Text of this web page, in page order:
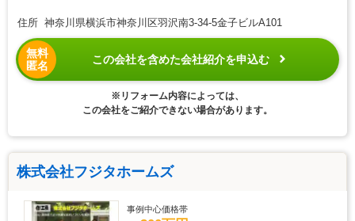
住所 神奈川県横浜市神奈川区羽沢南3-34-5金子ビルA101
無料
匿名
この会社を含めた会社紹介を申込む
※リフォーム内容によっては、
この会社をご紹介できない場合があります。
株式会社フジタホームズ
事例中心価格帯